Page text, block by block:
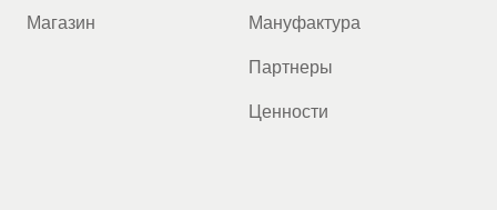
Магазин Мануфактура
Партнеры
Ценности